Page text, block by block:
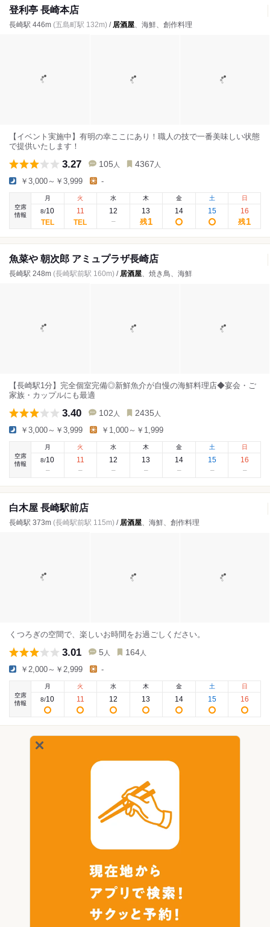
登利亭 長崎本店
長崎駅 446m (五島町駅 132m) / 居酒屋、海鮮、創作料理
【イベント実施中】有明の幸ここにあり！職人の技で一番美味しい状態
で提供いたします！
3.27 105 人 4367 人
￥3,000～￥3,999 -
空席
情報
月
8/10
火
11
水
12
木
13
残1
金
14
土
15
日
16
残1
魚菜や 朝次郎 アミュプラザ長崎店
長崎駅 248m (長崎駅前駅 160m) / 居酒屋、焼き鳥、海鮮
【長崎駅1分】完全個室完備◎新鮮魚介が自慢の海鮮料理店◆宴会・ご
家族・カップルにも最適
3.40 102 人 2435 人
￥3,000～￥3,999 ￥1,000～￥1,999
空席
情報
月
8/10
火
11
水
12
木
13
金
14
土
15
日
16
白木屋 長崎駅前店
長崎駅 373m (長崎駅前駅 115m) / 居酒屋、海鮮、創作料理
くつろぎの空間で、楽しいお時間をお過ごしください。
3.01 5 人 164 人
￥2,000～￥2,999 -
空席
情報
月
8/10
火
11
水
12
木
13
金
14
土
15
日
16